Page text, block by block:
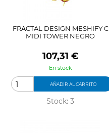
FRACTAL DESIGN MESHIFY C
MIDI TOWER NEGRO
Precio
107,31 €
En stock
AÑADIR AL CARRITO
Stock: 3